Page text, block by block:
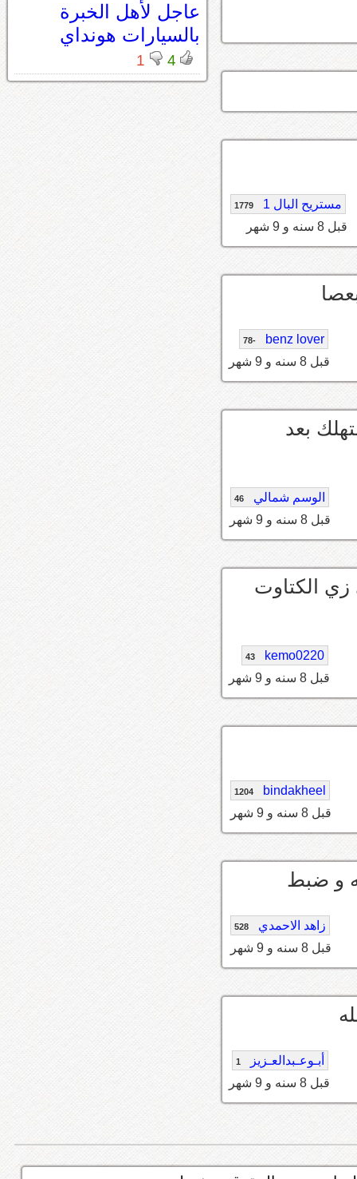
مستريح البال 1 1779
قبل 8 سنه و 9 شهر
benz lover
-78
قبل 8 سنه و 9 شهر
بعد
الوسم شمالي 46
قبل 8 سنه و 9 شهر
الكتاوت
kemo0220
43
قبل 8 سنه و 9 شهر
bindakheel
1204
قبل 8 سنه و 9 شهر
و ضبط
زاهد الاحمدي 528
قبل 8 سنه و 9 شهر
أبـوعـبدالعـزيز 1
قبل 8 سنه و 9 شهر
عاجل لأهل الخبرة
بالسيارات هونداي
4
1